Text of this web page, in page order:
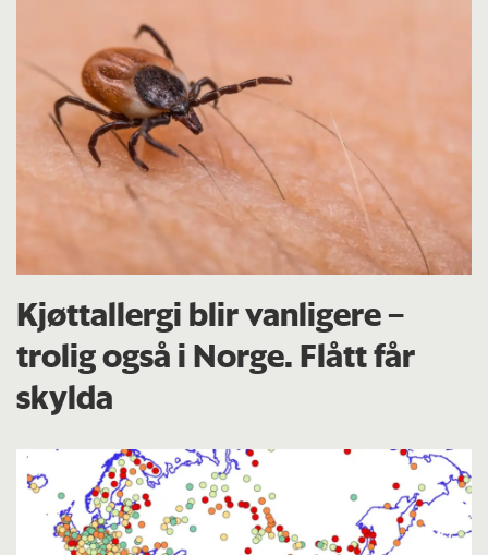
Kjøttallergi blir vanligere –
trolig også i Norge. Flått får
skylda